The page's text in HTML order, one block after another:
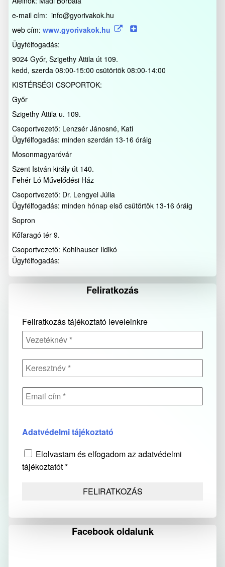
e-mail cím: info@gyorivakok.hu
web cím: www.gyorivakok.hu
Ügyfélfogadás:
9024 Győr, Szigethy Attila út 109.
kedd, szerda 08:00-15:00 csütörtök 08:00-14:00
KISTÉRSÉGI CSOPORTOK:
Győr
Szigethy Attila u. 109.
Csoportvezető: Lenzsér Jánosné, Kati
Ügyfélfogadás: minden szerdán 13-16 óráig
Mosonmagyaróvár
Szent István király út 140.
Fehér Ló Művelődési Ház
Csoportvezető: Dr. Lengyel Júlia
Ügyfélfogadás: minden hónap első csütörtök 13-16 óráig
Sopron
Kőfaragó tér 9.
Csoportvezető: Kohlhauser Ildikó
Ügyfélfogadás:
Feliratkozás
Feliratkozás tájékoztató leveleinkre
Adatvédelmi tájékoztató
Elolvastam és elfogadom az adatvédelmi
tájékoztatót *
Facebook oldalunk